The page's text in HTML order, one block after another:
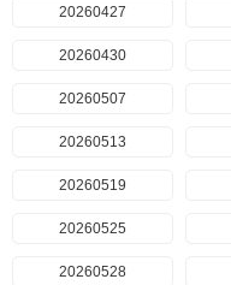
20260427
20260430
20260507
20260513
20260519
20260525
20260528